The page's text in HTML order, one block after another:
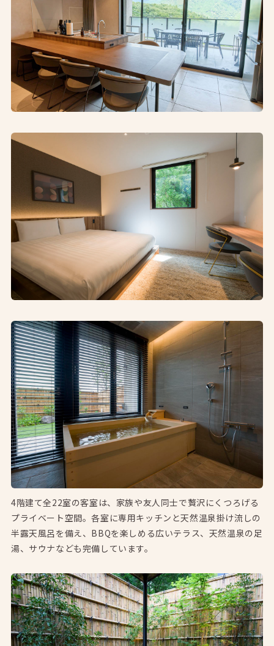
4階建て全22室の客室は、家族や友人同士で贅沢にくつろげる
プライベート空間。各室に専用キッチンと天然温泉掛け流しの
半露天風呂を備え、BBQを楽しめる広いテラス、天然温泉の足
湯、サウナなども完備しています。